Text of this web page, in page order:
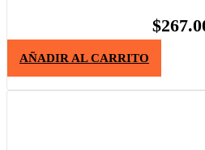
$
AÑADIR AL CARRITO